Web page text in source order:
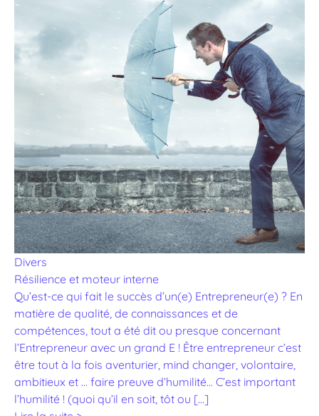
Divers
Résilience et moteur interne
Qu’est-ce qui fait le succès d’un(e) Entrepreneur(e) ? En
matière de qualité, de connaissances et de
compétences, tout a été dit ou presque concernant
l’Entrepreneur avec un grand E ! Être entrepreneur c’est
être tout à la fois aventurier, mind changer, volontaire,
ambitieux et … faire preuve d’humilité… C’est important
l’humilité ! (quoi qu’il en soit, tôt ou […]